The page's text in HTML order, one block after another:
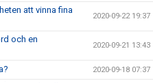
att vinna fina
2020-09-22 19:37
och en
2020-09-21 13:43
2020-09-18 07:37